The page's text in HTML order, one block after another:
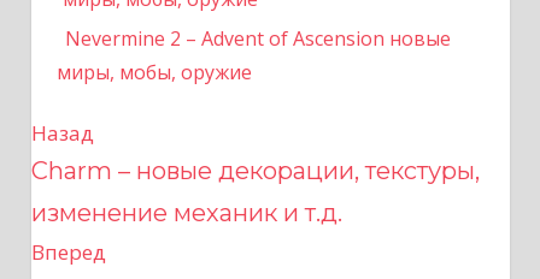
Nevermine 2 – Advent of Ascension новые
миры, мобы, оружие
Н
а
в
Назад
Charm – новые декорации, текстуры,
изменение механик и т.д.
Вперед